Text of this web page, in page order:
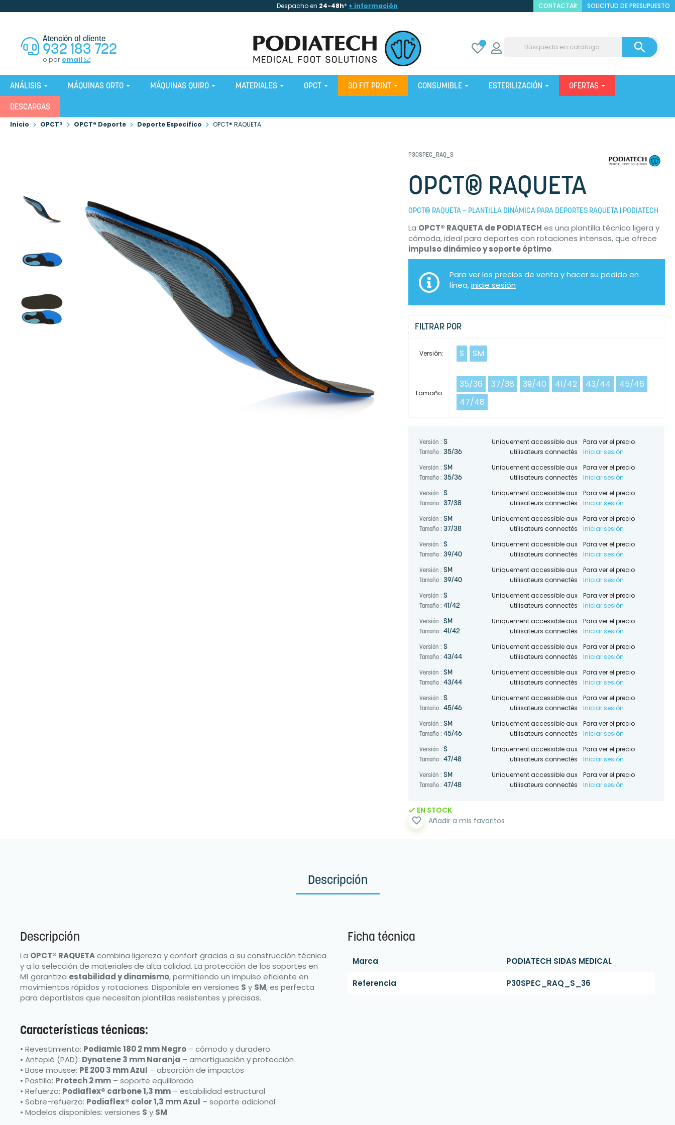
Despacho en 24-48h* + información CONTACTAR SOLICITUD DE PRESUPUESTO
Atención al cliente
932 183 722
o por email

ANÁLISIS MÁQUINAS ORTO MÁQUINAS QUIRO MATERIALES OPCT 3D FIT PRINT CONSUMIBLE ESTERILIZACIÓN OFERTAS
DESCARGAS
Inicio OPCT® OPCT® Deporte Deporte Específico OPCT® RAQUETA
P30SPEC_RAQ_S
OPCT® RAQUETA
OPCT® RAQUETA – PLANTILLA DINÁMICA PARA DEPORTES RAQUETA | PODIATECH
La OPCT® RAQUETA de PODIATECH es una plantilla técnica ligera y
cómoda, ideal para deportes con rotaciones intensas, que ofrece
impulso dinámico y soporte óptimo.
Para ver los precios de venta y hacer su pedido en
línea,inicie sesión
FILTRAR POR
Versión: S SM
Tamaño:
35/36 37/38 39/40 41/42 43/44
45/46
47/48
Versión : S
Tamaño : 35/36
Uniquement accessible aux
utilisateurs connectés
Para ver el precio
Iniciar sesión
Versión : SM
Tamaño : 35/36
Uniquement accessible aux
utilisateurs connectés
Para ver el precio
Iniciar sesión
Versión : S
Tamaño : 37/38
Uniquement accessible aux
utilisateurs connectés
Para ver el precio
Iniciar sesión
Versión : SM
Tamaño : 37/38
Uniquement accessible aux
utilisateurs connectés
Para ver el precio
Iniciar sesión
Versión : S
Tamaño : 39/40
Uniquement accessible aux
utilisateurs connectés
Para ver el precio
Iniciar sesión
Versión : SM
Tamaño : 39/40
Uniquement accessible aux
utilisateurs connectés
Para ver el precio
Iniciar sesión
Versión : S
Tamaño : 41/42
Uniquement accessible aux
utilisateurs connectés
Para ver el precio
Iniciar sesión
Versión : SM
Tamaño : 41/42
Uniquement accessible aux
utilisateurs connectés
Para ver el precio
Iniciar sesión
Versión : S
Tamaño : 43/44
Uniquement accessible aux
utilisateurs connectés
Para ver el precio
Iniciar sesión
Versión : SM
Tamaño : 43/44
Uniquement accessible aux
utilisateurs connectés
Para ver el precio
Iniciar sesión
Versión : S
Tamaño : 45/46
Uniquement accessible aux
utilisateurs connectés
Para ver el precio
Iniciar sesión
Versión : SM
Tamaño : 45/46
Uniquement accessible aux
utilisateurs connectés
Para ver el precio
Iniciar sesión
Versión : S
Tamaño : 47/48
Uniquement accessible aux
utilisateurs connectés
Para ver el precio
Iniciar sesión
Versión : SM
Tamaño : 47/48
Uniquement accessible aux
utilisateurs connectés
Para ver el precio
Iniciar sesión
EN STOCK
favorite_border Añadir a mis favoritos
Descripción
Descripción
La OPCT® RAQUETAcombina ligereza y confort gracias a su construcción técnica
y a la selección de materiales de alta calidad. La protección de los soportes en
M1 garantiza estabilidad y dinamismo, permitiendo un impulso eficiente en
movimientos rápidos y rotaciones. Disponible en versiones S y SM, es perfecta
para deportistas que necesitan plantillas resistentes y precisas.
Características técnicas:
• Revestimiento: Podiamic 180 2 mm Negro – cómodo y duradero
• Antepié (PAD): Dynatene 3 mm Naranja – amortiguación y protección
• Base mousse: PE 200 3 mm Azul – absorción de impactos
• Pastilla: Protech 2 mm – soporte equilibrado
• Refuerzo: Podiaflex® carbone 1,3 mm – estabilidad estructural
• Sobre-refuerzo: Podiaflex® color 1,3 mm Azul – soporte adicional
• Modelos disponibles: versiones S y SM
Ficha técnica
Marca PODIATECH SIDAS MEDICAL
Referencia P30SPEC_RAQ_S_36